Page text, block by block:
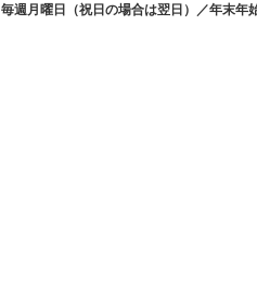
毎週月曜日（祝日の場合は翌日）／年末年